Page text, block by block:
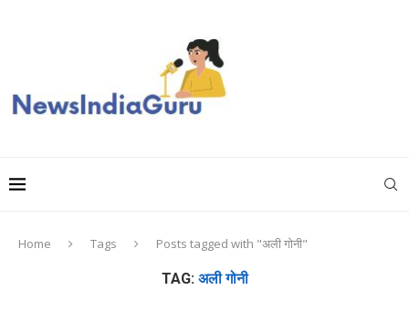
Home Tags Posts tagged with "अली गोनी"
TAG: अली गोनी